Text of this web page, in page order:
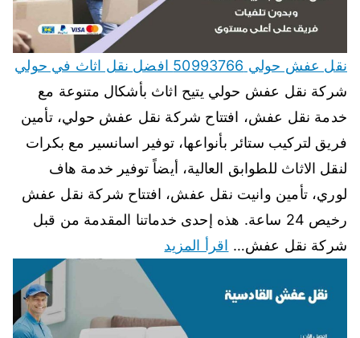
نقل عفش حولي 50993766 افضل نقل اثاث في حولي
شركة نقل عفش حولي يتيح اثاث بأشكال متنوعة مع
خدمة نقل عفش، افتتاح شركة نقل عفش حولي، تأمين
فريق لتركيب ستائر بأنواعها، توفير اسانسير مع بكرات
لنقل الاثاث للطوابق العالية، أيضاً توفير خدمة هاف
لوري، تأمين وانيت نقل عفش، افتتاح شركة نقل عفش
رخيص 24 ساعة. هذه إحدى خدماتنا المقدمة من قبل
شركة نقل عفش… اقرأ المزيد